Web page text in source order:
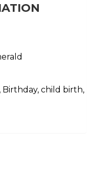
Birthday, child birth,